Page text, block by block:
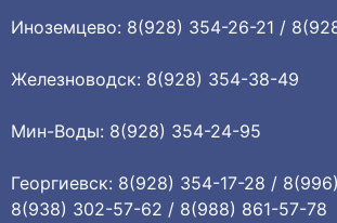
Иноземцево: 8(928) 354-26-21 /
Железноводск: 8(928) 354-38-49
Мин-Воды: 8(928) 354-24-95
Георгиевск: 8(928) 354-17-28 /
8(938) 302-57-62 / 8(988) 861-57-78